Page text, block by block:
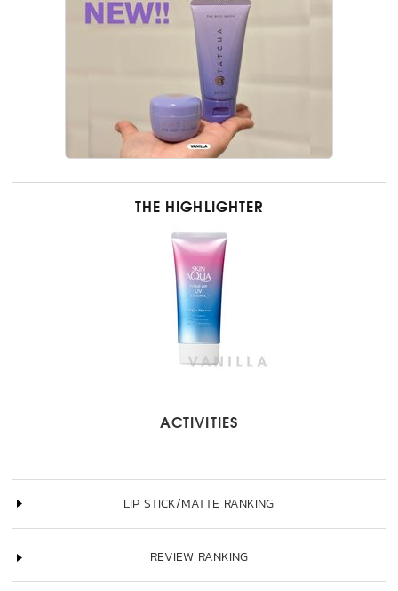
THE HIGHLIGHTER
ACTIVITIES
LIP STICK/MATTE RANKING
REVIEW RANKING